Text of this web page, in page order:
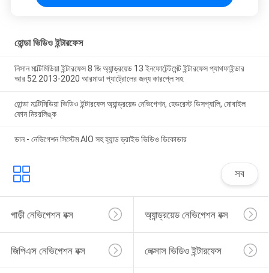
হোন্ডা ভিডিও ইন্টারফেস
নিসান মাল্টিমিডিয়া ইন্টারফেস 8 জি অ্যান্ড্রয়েড 13 ইনফোটেন্টমেন্ট ইন্টারফেস প্যাথফাইন্ডার
আর 52 2013-2020 আরমাডা প্যাট্রোলের জন্য কারপ্লে সহ
হোন্ডা মাল্টিমিডিয়া ভিডিও ইন্টারফেস অ্যান্ড্রয়েড নেভিগেশন, হেডরেস্ট ডিসপ্যালি, মোবাইল
ফোন মিররলিঙ্ক
ডান - নেভিগেশন সিস্টেম AIO সহ হ্যান্ড ড্রাইভ ভিডিও ডিকোডার
সব
গাড়ী নেভিগেশন বক্স অ্যান্ড্রয়েড নেভিগেশন বক্স
জিপিএস নেভিগেশন বক্স লেক্সাস ভিডিও ইন্টারফেস